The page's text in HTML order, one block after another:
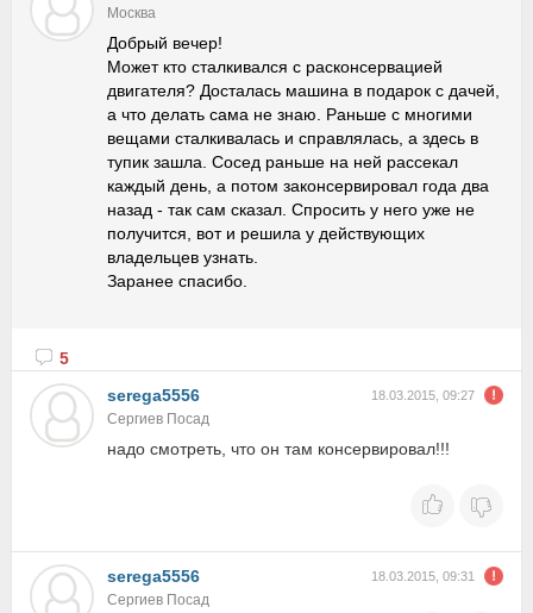
Москва
Добрый вечер!
Может кто сталкивался с расконсервацией
двигателя? Досталась машина в подарок с дачей,
а что делать сама не знаю. Раньше с многими
вещами сталкивалась и справлялась, а здесь в
тупик зашла. Сосед раньше на ней рассекал
каждый день, а потом законсервировал года два
назад - так сам сказал. Спросить у него уже не
получится, вот и решила у действующих
владельцев узнать.
Заранее спасибо.
5
serega5556
18.03.2015, 09:27
Сергиев Посад
надо смотреть, что он там консервировал!!!
serega5556 18.03.2015, 09:31
Сергиев Посад